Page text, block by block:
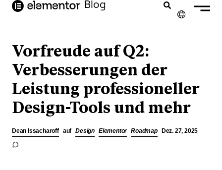
springen
Blog
ENGLISH
FRANÇAIS
NEDERLANDS
PORTUGUÊS
Vorfreude auf Q2:
Verbesserungen der
Leistung professioneller
Design-Tools und mehr
Dean Issacharoff auf Design Elementor Roadmap Dez. 27, 2025